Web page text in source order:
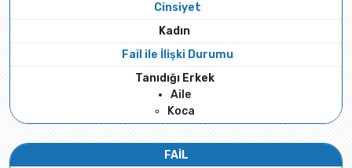
Cinsiyet
Kadın
Fail ile İlişki Durumu
Tanıdığı Erkek
Aile
Koca
FAİL